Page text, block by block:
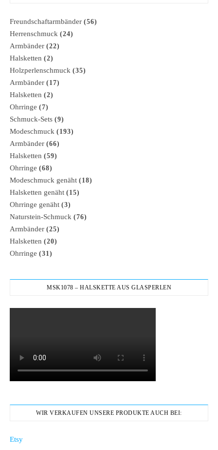
Freundschaftarmbänder (56)
Herrenschmuck (24)
Armbänder (22)
Halsketten (2)
Holzperlenschmuck (35)
Armbänder (17)
Halsketten (2)
Ohrringe (7)
Schmuck-Sets (9)
Modeschmuck (193)
Armbänder (66)
Halsketten (59)
Ohrringe (68)
Modeschmuck genäht (18)
Halsketten genäht (15)
Ohrringe genäht (3)
Naturstein-Schmuck (76)
Armbänder (25)
Halsketten (20)
Ohrringe (31)
MSK1078 – HALSKETTE AUS GLASPERLEN
WIR VERKAUFEN UNSERE PRODUKTE AUCH BEI:
Etsy